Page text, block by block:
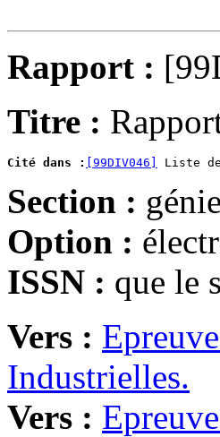
Rapport :
Titre :
Cité dans : [99DIV046]
Section :
Option :
ISSN : que le
Vers :
Industrielles.
Vers :